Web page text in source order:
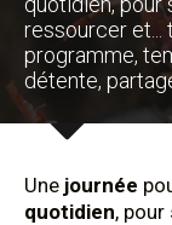
ressourcer et...
programme,
détente,
Une journée
quotidien, pour